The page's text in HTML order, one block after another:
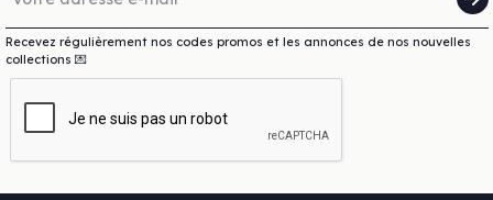
Recevez régulièrement nos codes promos et les annonces de nos nouvelles
collections 💌